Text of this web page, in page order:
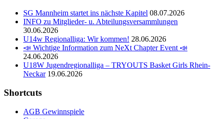
SG Mannheim startet ins nächste Kapitel 08.07.2026
INFO zu Mitglieder- u. Abteilungsversammlungen
30.06.2026
U14w Regionalliga: Wir kommen! 28.06.2026
📣 Wichtige Information zum NeXt Chapter Event 📣
24.06.2026
U18W Jugendregionalliga – TRYOUTS Basket Girls Rhein-
Neckar 19.06.2026
Shortcuts
AGB Gewinnspiele